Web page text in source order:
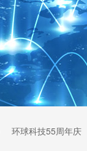
环球科技55周年庆